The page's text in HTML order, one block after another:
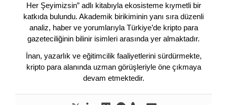
Her Şeyimizsin” adlı kitabıyla ekosisteme kıymetli bir
katkıda bulundu. Akademik birikiminin yanı sıra düzenli
analiz, haber ve yorumlarıyla Türkiye’de kripto para
gazeteciliğinin bilinir isimleri arasında yer almaktadır.
İnan, yazarlık ve eğitimcilik faaliyetlerini sürdürmekte,
kripto para alanında uzman görüşleriyle öne çıkmaya
devam etmektedir.